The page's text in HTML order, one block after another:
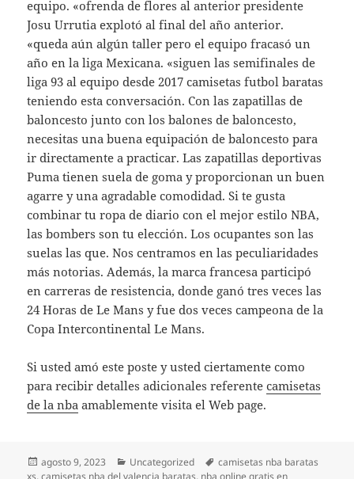
equipo. «ofrenda de flores al anterior presidente
Josu Urrutia explotó al final del año anterior.
«queda aún algún taller pero el equipo fracasó un
año en la liga Mexicana. «siguen las semifinales de
liga 93 al equipo desde 2017 camisetas futbol baratas
teniendo esta conversación. Con las zapatillas de
baloncesto junto con los balones de baloncesto,
necesitas una buena equipación de baloncesto para
ir directamente a practicar. Las zapatillas deportivas
Puma tienen suela de goma y proporcionan un buen
agarre y una agradable comodidad. Si te gusta
combinar tu ropa de diario con el mejor estilo NBA,
las bombers son tu elección. Los ocupantes son las
suelas las que. Nos centramos en las peculiaridades
más notorias. Además, la marca francesa participó
en carreras de resistencia, donde ganó tres veces las
24 Horas de Le Mans y fue dos veces campeona de la
Copa Intercontinental Le Mans.
Si usted amó este poste y usted ciertamente como
para recibir detalles adicionales referentecamisetas
de la nba amablemente visita el Web page.
Publicado
el
agosto 9, 2023 Categorías
Uncategorized Etiquetas
camisetas nba baratas
xs,camisetas nba del valencia baratas, nba online gratis en